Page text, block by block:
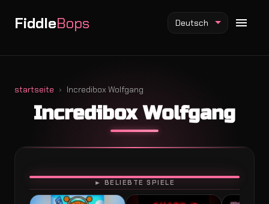
FiddleBops
Fiddlebops Mod
Incredibox Mod
Sprunki Mod
Deutsch
startseite Incredibox Wolfgang
Incredibox Wolfgang
► BELIEBTE SPIELE
SPIELEN